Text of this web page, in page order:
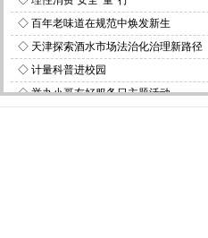
◇ 百年老味道在规范中焕发新生
◇ 天津探索酒水市场法治化治理新路径
◇ 计量科普进校园
◇举办小哥友好服务日主题活动